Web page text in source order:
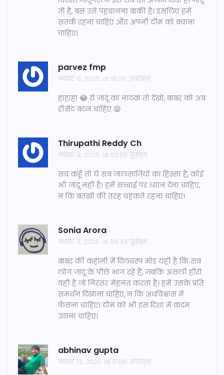
तो है, बस उसे पहचानना बाकी है। इसलिए हमें
सतर्क रहना चाहिए और अपनी टीम को बचाना
चाहिए।
parvez fmp
नवंबर 6, 2025 at 18:26 अपराह्न
हाहाहा 😂 ये जादू का नाटक तो देखो, बाबर को अब
रीसेट बटन चाहिए 😜
Thirupathi Reddy Ch
नवंबर 9, 2025 at 02:00 पूर्वाह्न
सच कहूँ तो ये सब जालसाजियों का हिस्सा है, कोई
भी जादू नहीं है। हमें सच्चाई पर ध्यान देना चाहिए,
न कि बतखों की तरह चहकते रहना चाहिए।
Sonia Arora
नवंबर 11, 2025 at 09:33 पूर्वाह्न
बाबर की कहानी में दिलचस्प मोड़ यही है कि सब
लोग जादू के पीछे भाग रहे हैं, जबकि असली हीरो
वही है जो निरंतर मेहनत करता है। हमें उसके प्रति
समर्थन दिखाना चाहिए, न कि अंधविश्वास में
फँसना चाहिए। टीम को भी इस दिशा में कदम
उठाना चाहिए।
abhinav gupta
नवंबर 13, 2025 at 17:06 अपराह्न